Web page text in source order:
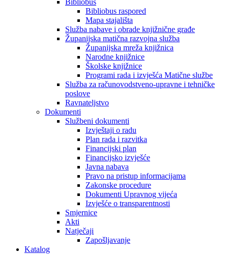
Bibliobus raspored
Mapa stajališta
Služba nabave i obrade knjižnične građe
Županijska matična razvojna služba
Županijska mreža knjižnica
Narodne knjižnice
Školske knjižnice
Programi rada i izvješća Matične službe
Služba za računovodstveno-upravne i tehničke
poslove
Ravnateljstvo
Dokumenti
Službeni dokumenti
Izvještaji o radu
Plan rada i razvitka
Financijski plan
Financijsko izvješće
Javna nabava
Pravo na pristup informacijama
Zakonske procedure
Dokumenti Upravnog vijeća
Izvješće o transparentnosti
Smjernice
Akti
Natječaji
Zapošljavanje
Katalog